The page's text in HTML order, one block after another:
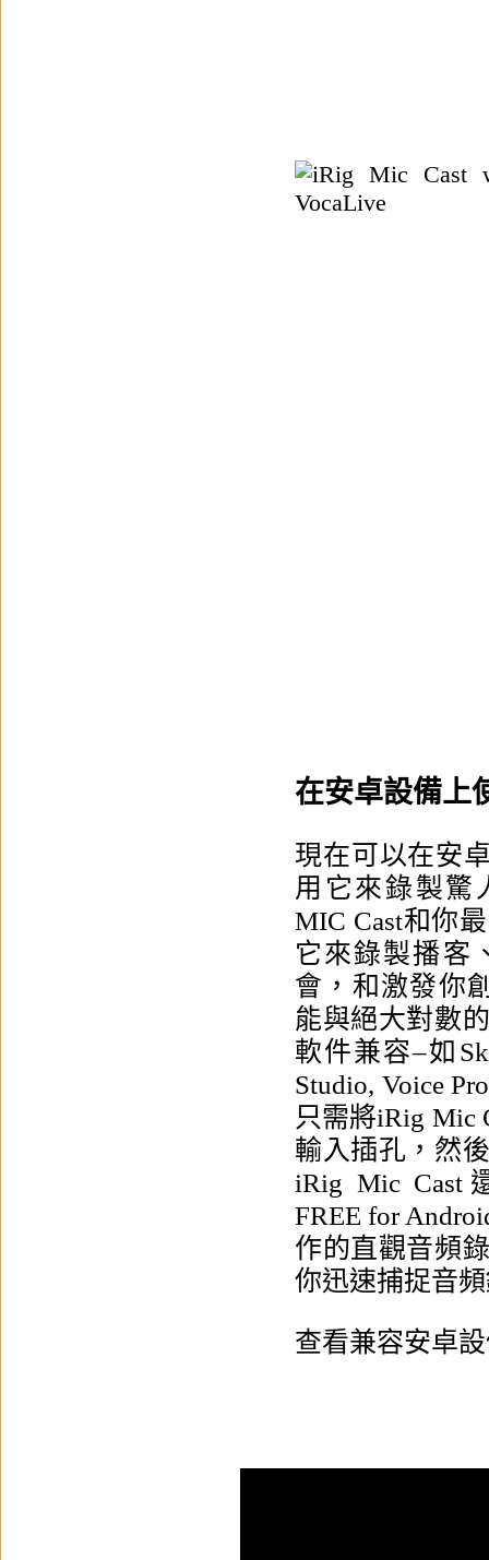
在安卓設備上
現在可以在安
用它來錄製驚
MIC Cast和你
它來錄製播客
會，和激發你
能與絕大對數
軟件兼容–如
Studio, Voice
只需將iRig Mic
輸入插孔，然
iRig Mic
FREE for
作的直觀音頻
你迅速捕捉音
查看兼容安卓